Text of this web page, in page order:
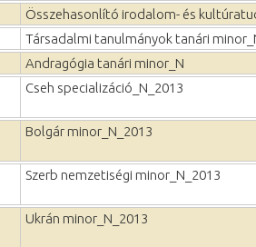
Összehasonlító irodalom- és
Társadalmi tanulmányok tanári
Andragógia tanári minor_N
Cseh specializáció_N_2013
Bolgár minor_N_2013
Szerb nemzetiségi minor_N_2013
Ukrán minor_N_2013